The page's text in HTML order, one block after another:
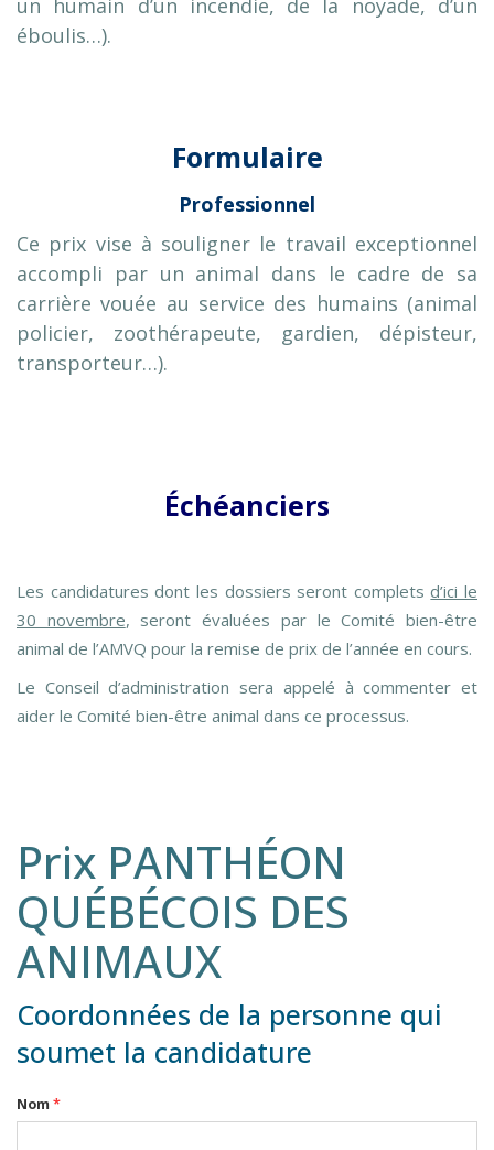
un humain d’un incendie, de la noyade, d’un
éboulis…).
Formulaire
Professionnel
Ce prix vise à souligner le travail exceptionnel
accompli par un animal dans le cadre de sa
carrière vouée au service des humains (animal
policier, zoothérapeute, gardien, dépisteur,
transporteur…).
Échéanciers
Les candidatures dont les dossiers seront completsd’ici le
30 novembre, seront évaluées par le Comité bien-être
animal de l’AMVQ pour la remise de prix de l’année en cours.
Le Conseil d’administration sera appelé à commenter et
aider le Comité bien-être animal dans ce processus.
Prix PANTHÉON
QUÉBÉCOIS DES
ANIMAUX
Coordonnées de la personne qui
soumet la candidature
Nom *